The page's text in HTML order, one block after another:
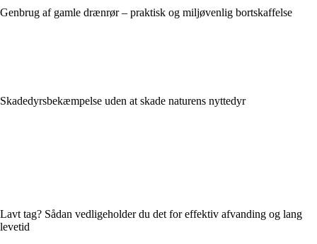
Genbrug af gamle drænrør – praktisk og miljøvenlig bortskaffelse
Skadedyrsbekæmpelse uden at skade naturens nyttedyr
Lavt tag? Sådan vedligeholder du det for effektiv afvanding og lang
levetid